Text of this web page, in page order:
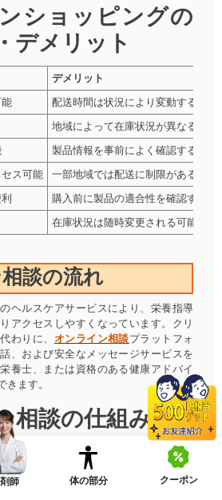
ショッピングの
デメリット
デメリット
配送時間は状況により変動する場合
地域によって在庫状況が異なる場合
製品情報を事前によく確認すること
ス可能
一部地域では配送に制限がある場合
購入前に製品の適合性を確認する必
在庫状況は随時変更される可能性が
談の流れ
ヘルスケアサービスにより、栄養指導
アクセスしやすくなっています。クリ
わりに、 オンライン相談プラットフォ
、および安全なメッセージサービスを
養士、または資格のある健康アドバイ
ます。
相談の仕組み
問診表の記入
提供するよう求められます：
師 体の部分 クーポン